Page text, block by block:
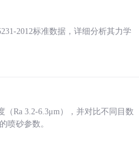
2012标准数据，详细分析其力学
Ra 3.2-6.3μm），并对比不同目数
喷砂参数。